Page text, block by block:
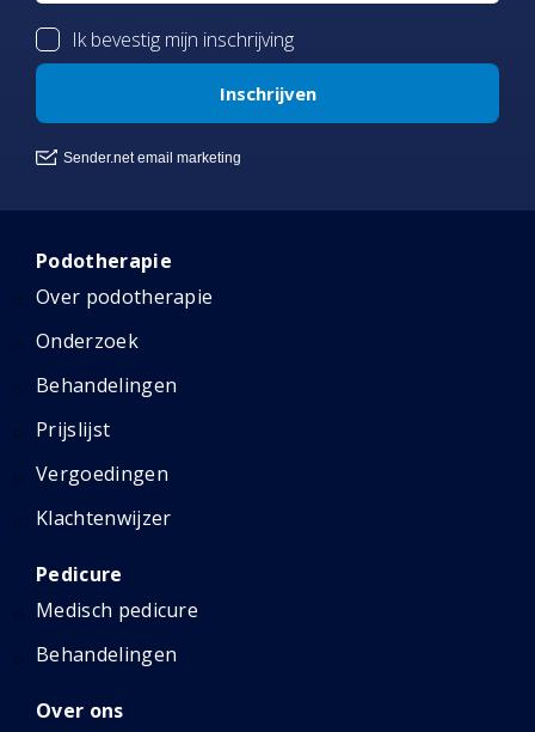
Podotherapie
Over podotherapie
Onderzoek
Behandelingen
Prijslijst
Vergoedingen
Klachtenwijzer
Pedicure
Medisch pedicure
Behandelingen
Over ons